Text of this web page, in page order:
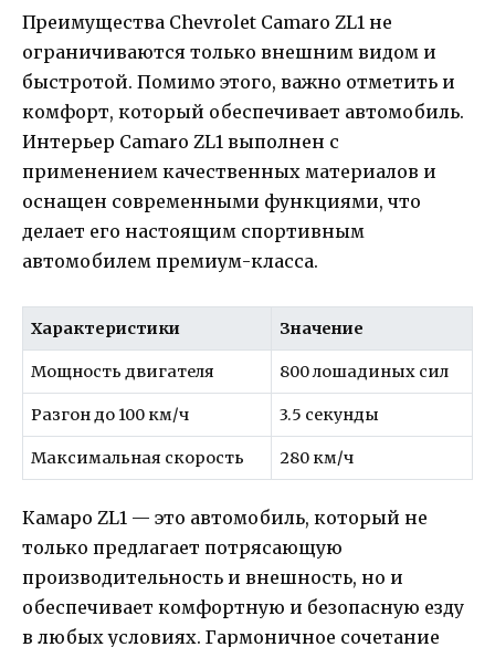
Преимущества Chevrolet Camaro ZL1 не
ограничиваются только внешним видом и
быстротой. Помимо этого, важно отметить и
комфорт, который обеспечивает автомобиль.
Интерьер Camaro ZL1 выполнен с
применением качественных материалов и
оснащен современными функциями, что
делает его настоящим спортивным
автомобилем премиум-класса.
Характеристики Значение
Мощность двигателя 800 лошадиных сил
Разгон до 100 км/ч 3.5 секунды
Максимальная скорость 280 км/ч
Камаро ZL1 — это автомобиль, который не
только предлагает потрясающую
производительность и внешность, но и
обеспечивает комфортную и безопасную езду
в любых условиях. Гармоничное сочетание